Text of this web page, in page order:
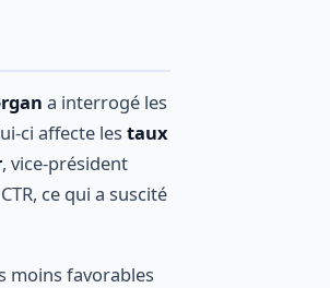
a interrogé les
ci affecte les taux
, vice-président
ce qui a suscité
moins favorables